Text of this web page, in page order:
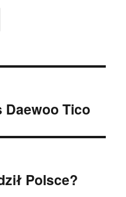
Daewoo Tico
Polsce?